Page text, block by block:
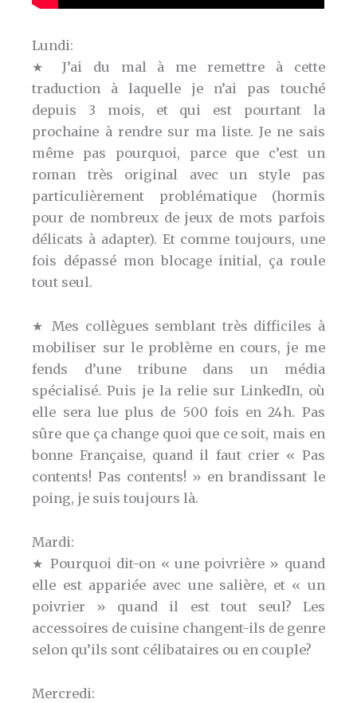
Lundi:
★ J’ai du mal à me remettre à cette
traduction à laquelle je n’ai pas touché
depuis 3 mois, et qui est pourtant la
prochaine à rendre sur ma liste. Je ne sais
même pas pourquoi, parce que c’est un
roman très original avec un style pas
particulièrement problématique (hormis
pour de nombreux de jeux de mots parfois
délicats à adapter). Et comme toujours, une
fois dépassé mon blocage initial, ça roule
tout seul.
★ Mes collègues semblant très difficiles à
mobiliser sur le problème en cours, je me
fends d’une tribune dans un média
spécialisé. Puis je la relie sur LinkedIn, où
elle sera lue plus de 500 fois en 24h. Pas
sûre que ça change quoi que ce soit, mais en
bonne Française, quand il faut crier « Pas
contents! Pas contents! » en brandissant le
poing, je suis toujours là.
Mardi:
★ Pourquoi dit-on « une poivrière » quand
elle est appariée avec une salière, et « un
poivrier » quand il est tout seul? Les
accessoires de cuisine changent-ils de genre
selon qu’ils sont célibataires ou en couple?
Mercredi: